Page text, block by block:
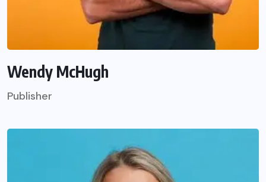
Wendy McHugh
Publisher